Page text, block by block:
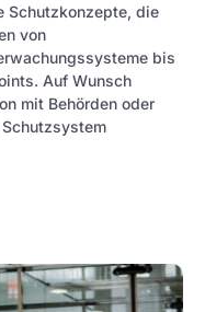
Schutzkonzepte, die
von
bis
Auf Wunsch
mit Behörden oder